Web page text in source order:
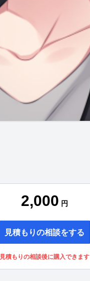
2,000 円
見積もりの相談をする
見積もりの相談後に購入できます